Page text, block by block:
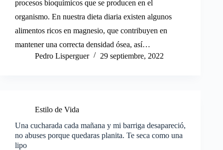
procesos bioquímicos que se producen en el
organismo. En nuestra dieta diaria existen algunos
alimentos ricos en magnesio, que contribuyen en
mantener una correcta densidad ósea, así…
Pedro Lisperguer
29 septiembre, 2022
Estilo de Vida
Una cucharada cada mañana y mi barriga desapareció,
no abuses porque quedaras planita. Te seca como una
lipo